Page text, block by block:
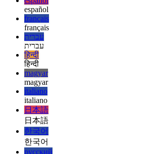
esperanto
esperanto
español
español
français
français
עברית
עברית
हिन्दी
हिन्दी
magyar
magyar
italiano
italiano
日本語
日本語